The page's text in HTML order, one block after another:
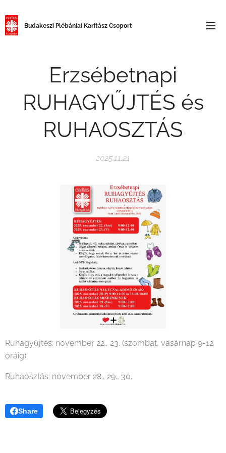
Budakeszi Plébániai Karitász Csoport
Erzsébetnapi
RUHAGYŰJTÉS és
RUHAOSZTÁS
2025.11.21
Ruhagyűjtés: november 22., 23. (szombat, vasárnap 9-12
óráig)
Ruhaosztás: november 28., 29., 30.
Share